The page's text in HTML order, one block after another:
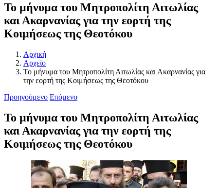
Το μήνυμα του Μητροπολίτη Αιτωλίας
και Ακαρνανίας για την εορτή της
Κοιμήσεως της Θεοτόκου
Αρχική
Αρχείο
Το μήνυμα του Μητροπολίτη Αιτωλίας και Ακαρνανίας για
την εορτή της Κοιμήσεως της Θεοτόκου
Προηγούμενο Επόμενο
Το μήνυμα του Μητροπολίτη Αιτωλίας
και Ακαρνανίας για την εορτή της
Κοιμήσεως της Θεοτόκου